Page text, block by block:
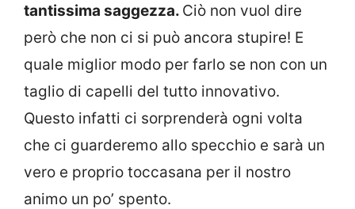
tantissima saggezza. Ciò non vuol dire
però che non ci si può ancora stupire! E
quale miglior modo per farlo se non con un
taglio di capelli del tutto innovativo.
Questo infatti ci sorprenderà ogni volta
che ci guarderemo allo specchio e sarà un
vero e proprio toccasana per il nostro
animo un po’ spento.